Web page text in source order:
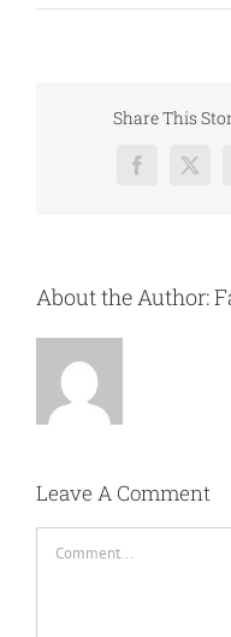
Share This
Facebook
X
About the Author:
Leave A Comment